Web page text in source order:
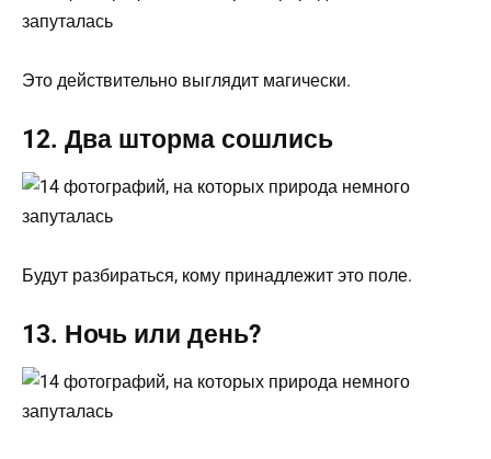
Это действительно выглядит магически.
12. Два шторма сошлись
Будут разбираться, кому принадлежит это поле.
13. Ночь или день?